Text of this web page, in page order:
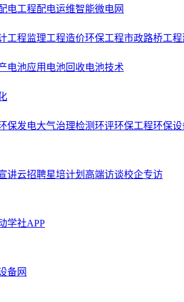
电工程配电运维智能微电网
工程监理工程造价环保工程市政路桥工程
电池应用 电池回收电池技术
保发电大气治理检测环评环保工程环保设
讲云招聘星培计划 高端访谈校企专访
学社APP
备网